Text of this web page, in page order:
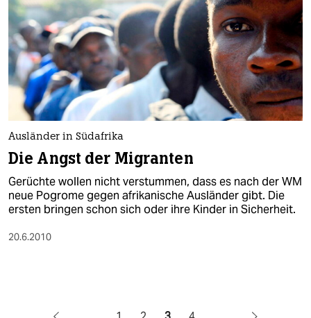
Ausländer in Südafrika
Die Angst der Migranten
Gerüchte wollen nicht verstummen, dass es nach der WM
neue Pogrome gegen afrikanische Ausländer gibt. Die
ersten bringen schon sich oder ihre Kinder in Sicherheit.
20.6.2010